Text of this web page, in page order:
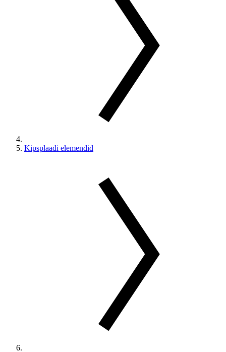
Kipsplaadi elemendid